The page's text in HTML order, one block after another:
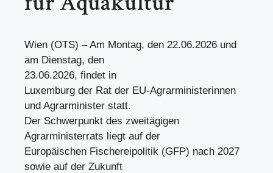
Wien (OTS) – Am Montag, den 22.06.2026 und
am Dienstag, den
23.06.2026, findet in
Luxemburg der Rat der EU-Agrarministerinnen
und Agrarminister statt.
Der Schwerpunkt des zweitägigen
Agrarministerrats liegt auf der
Europäischen Fischereipolitik (GFP) nach 2027
sowie auf der Zukunft